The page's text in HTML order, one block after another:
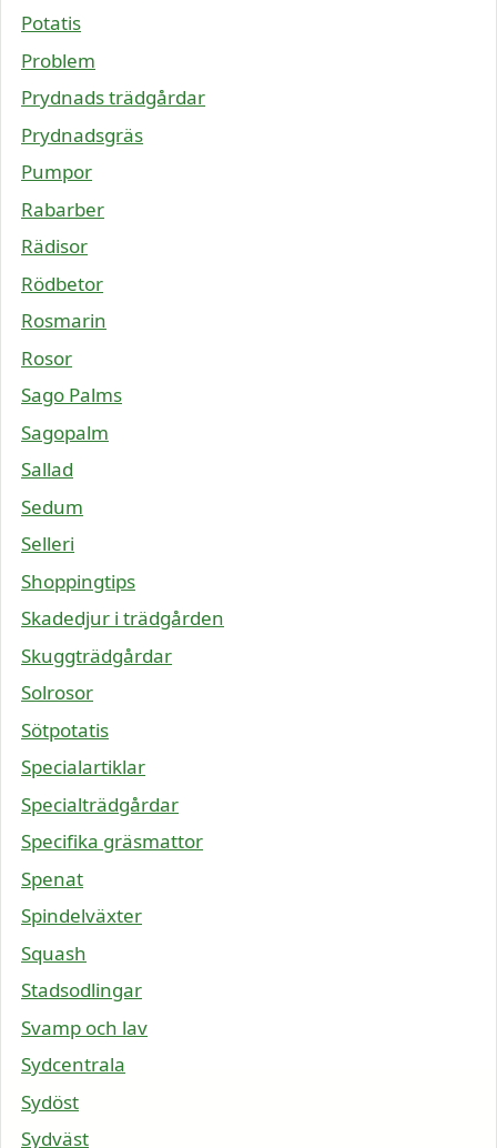
Potatis
Problem
Prydnads trädgårdar
Prydnadsgräs
Pumpor
Rabarber
Rädisor
Rödbetor
Rosmarin
Rosor
Sago Palms
Sagopalm
Sallad
Sedum
Selleri
Shoppingtips
Skadedjur i trädgården
Skuggträdgårdar
Solrosor
Sötpotatis
Specialartiklar
Specialträdgårdar
Specifika gräsmattor
Spenat
Spindelväxter
Squash
Stadsodlingar
Svamp och lav
Sydcentrala
Sydöst
Sydväst